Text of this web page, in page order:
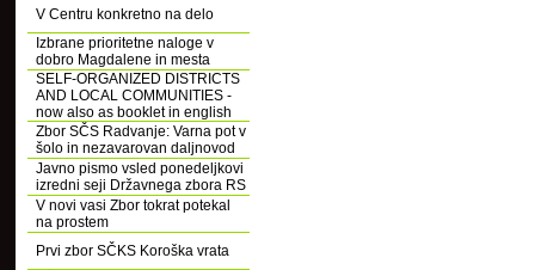
V Centru konkretno na delo
Izbrane prioritetne naloge v
dobro Magdalene in mesta
SELF-ORGANIZED DISTRICTS
AND LOCAL COMMUNITIES -
now also as booklet in english
Zbor SČS Radvanje: Varna pot v
šolo in nezavarovan daljnovod
Javno pismo vsled ponedeljkovi
izredni seji Državnega zbora RS
V novi vasi Zbor tokrat potekal
na prostem
Prvi zbor SČKS Koroška vrata